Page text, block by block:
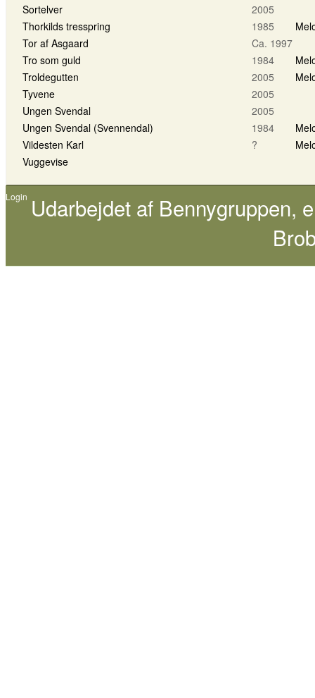
Sortelver
2005
Thorkilds tresspring
1985
Tor af Asgaard
Ca. 1997
Tro som guld
1984
Troldegutten
2005
Tyvene
2005
Ungen Svendal
2005
Ungen Svendal (Svennendal)
1984
Vildesten Karl
?
Vuggevise
Login Udarbejdet af Bennygruppen,